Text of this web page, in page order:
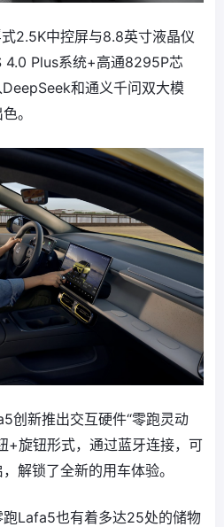
2.5K中控屏与8.8英寸液晶仪
Plus系统+高通8295P芯
和通义千问双大模
。
创新推出交互硬件“零跑灵动
+旋钮形式，通过蓝牙连接，可
解锁了全新的用车体验。
Lafa5也有着多达25处的储物